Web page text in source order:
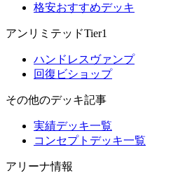
格安おすすめデッキ
アンリミテッドTier1
ハンドレスヴァンプ
回復ビショップ
その他のデッキ記事
実績デッキ一覧
コンセプトデッキ一覧
アリーナ情報